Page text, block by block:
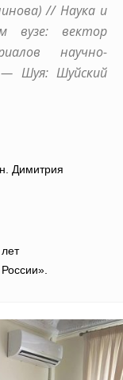
// Наука и
вузе: вектор
научно-
— Шуя: Шуйский
Димитрия